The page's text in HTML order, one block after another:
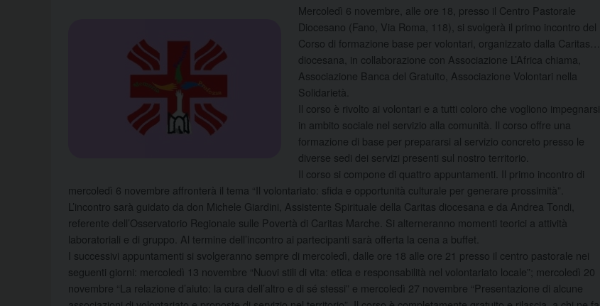
Mercoledì 6 novembre, alle ore 18, presso il Centro Pastorale
Diocesano (Fano, Via Roma, 118), si svolgerà il primo incontro del
Corso di formazione base per volontari, organizzato dalla Caritas…
diocesana, in collaborazione con Associazione L’Africa chiama,
Associazione Banca del Gratuito, Associazione Volontari nella
Solidarietà.
Il corso è rivolto ai volontari e a tutti coloro che vogliono impegnarsi
in ambito sociale nel servizio alla comunità. Il corso offre una
formazione di base per prepararsi al servizio concreto presso le
diverse sedi dei servizi presenti sul nostro territorio.
Il corso si compone di quattro appuntamenti. Il primo incontro di
mercoledì 6 novembre affronterà il tema “Il volontariato: sfida e opportunità culturale per generare prossimità”.
L’incontro sarà guidato da don Michele Giardini, Assistente Spirituale della Caritas diocesana e da Andrea Tondi,
referente dell’Osservatorio Regionale sulle Povertà di Caritas Marche. Si alterneranno momenti teorici a attività
laboratoriali e di gruppo. Al termine dell’incontro ai partecipanti sarà offerta la cena a buffet.
I successivi appuntamenti si svolgeranno sempre di mercoledì, dalle ore 18 alle ore 21 presso il centro pastorale nei
seguenti giorni: mercoledì 13 novembre “Nuovi stili di vita: etica e responsabilità nel volontariato locale”; mercoledì 20
novembre “La relazione d’aiuto: la cura dell’altro e di sé stessi” e mercoledì 27 novembre “Presentazione di alcune